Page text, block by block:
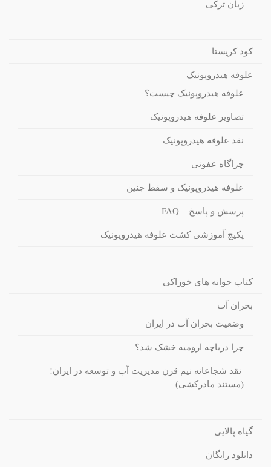
زبان ترکی
کود کریستا
علوفه هیدروپونیک
علوفه هیدروپونیک چیست؟
تصاویر علوفه هیدروپونیک
نقد علوفه هیدروپونیک
چراگاه عفونی
علوفه هیدروپونیک و سقط جنین
پرسش و پاسخ – FAQ
پکیج آموزشی کشت علوفه هیدروپونیک
کتاب جوانه های خوراکی
بحران آب
وضعیت بحران آب در ایران
چرا دریاچه ارومیه خشک شد؟
نقد شجاعانه نیم قرن مدیریت آب و توسعه در ایران!
(مستند مادرکشی)
گیاه پالایی
دانلود رایگان